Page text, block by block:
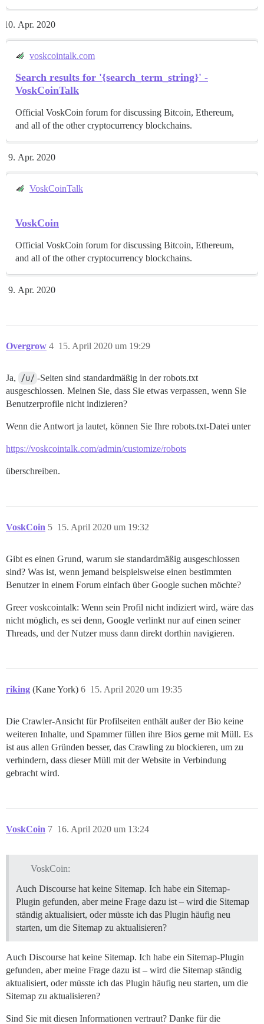
Apr. 2020
voskcointalk.com
Search results for '{search_term_string}' -
VoskCoinTalk
Official VoskCoin forum for discussing Bitcoin, Ethereum,
and all of the other cryptocurrency blockchains.
Apr. 2020
VoskCoinTalk
VoskCoin
Official VoskCoin forum for discussing Bitcoin, Ethereum,
and all of the other cryptocurrency blockchains.
Apr. 2020
Overgrow 15. April 2020 um 19:29
4
Ja, /u/ -Seiten sind standardmäßig in der robots.txt
ausgeschlossen. Meinen Sie, dass Sie etwas verpassen, wenn Sie
Benutzerprofile nicht indizieren?
Wenn die Antwort ja lautet, können Sie Ihre robots.txt-Datei unter
https://voskcointalk.com/admin/customize/robots
überschreiben.
VoskCoin 15. April 2020 um 19:32
5
Gibt es einen Grund, warum sie standardmäßig ausgeschlossen
sind? Was ist, wenn jemand beispielsweise einen bestimmten
Benutzer in einem Forum einfach über Google suchen möchte?
Greer voskcointalk: Wenn sein Profil nicht indiziert wird, wäre das
nicht möglich, es sei denn, Google verlinkt nur auf einen seiner
Threads, und der Nutzer muss dann direkt dorthin navigieren.
riking (Kane York) 15. April 2020 um 19:35
6
Die Crawler-Ansicht für Profilseiten enthält außer der Bio keine
weiteren Inhalte, und Spammer füllen ihre Bios gerne mit Müll. Es
ist aus allen Gründen besser, das Crawling zu blockieren, um zu
verhindern, dass dieser Müll mit der Website in Verbindung
gebracht wird.
VoskCoin 16. April 2020 um 13:24
7
VoskCoin:
Auch Discourse hat keine Sitemap. Ich habe ein Sitemap-
Plugin gefunden, aber meine Frage dazu ist – wird die Sitemap
ständig aktualisiert, oder müsste ich das Plugin häufig neu
starten, um die Sitemap zu aktualisieren?
Auch Discourse hat keine Sitemap. Ich habe ein Sitemap-Plugin
gefunden, aber meine Frage dazu ist – wird die Sitemap ständig
aktualisiert, oder müsste ich das Plugin häufig neu starten, um die
Sitemap zu aktualisieren?
Sind Sie mit diesen Informationen vertraut? Danke für die